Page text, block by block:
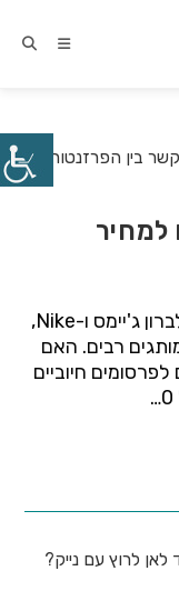
למחיר
עומר אדם ובזק, יובל סמו וישרכארט, לברון ג'יימס ו-Nike,
רבים. האם
חיוביים